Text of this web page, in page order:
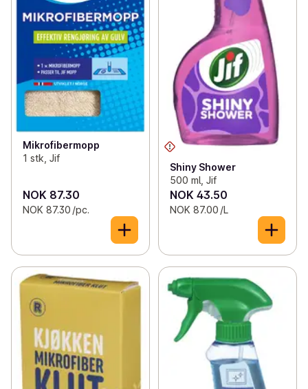
Mikrofibermopp
1 stk, Jif
NOK 87.30
NOK 87.30 /pc.
Shiny Shower
500 ml, Jif
NOK 43.50
NOK 87.00 /L